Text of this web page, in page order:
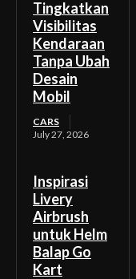
Tingkatkan
Visibilitas
Kendaraan
Tanpa Ubah
Desain
Mobil
CARS
July 27, 2026
Inspirasi
Livery
Airbrush
untuk Helm
Balap Go
Kart